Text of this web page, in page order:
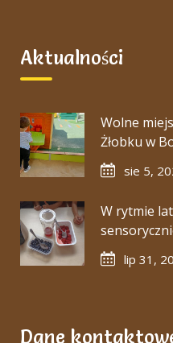
Aktualności
Wolne
Żłobku w
sie 5,
W rytmie
lip 31,
Dane